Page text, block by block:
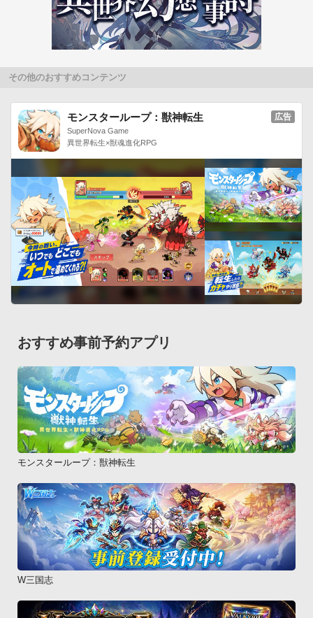
い見やすく加工しています。
※歴史上の人物本人であることをを必ずしも保証するものでは
ありません。
その他のおすすめコンテンツ
モンスターループ：獣神転生
SuperNova Game
異世界転生×獣魂進化RPG
広告
おすすめ事前予約アプリ
モンスターループ：獣神転生
W三国志